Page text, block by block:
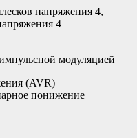
напряжения 4,
4
модуляцией
(AVR)
понижение